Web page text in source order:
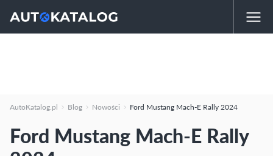
AutoKatalog.pl Blog Nowości Ford Mustang Mach-E Rally 2024
Ford Mustang Mach-E Rally